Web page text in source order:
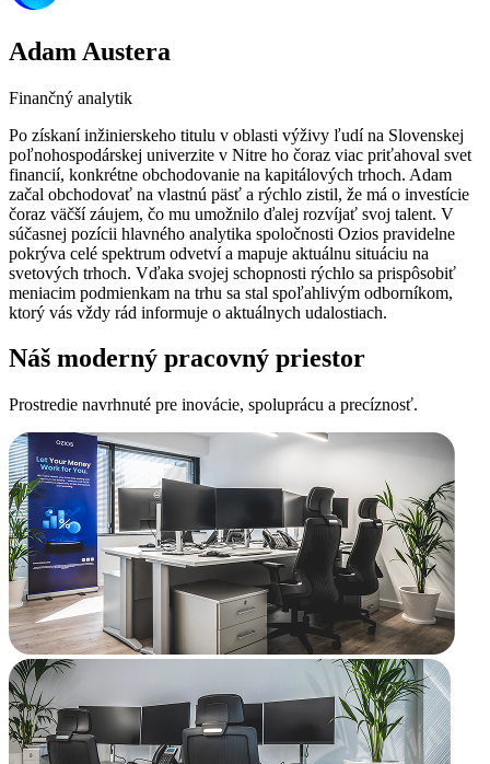
Adam Austera
Finančný analytik
Po získaní inžinierskeho titulu v oblasti výživy ľudí na Slovenskej
poľnohospodárskej univerzite v Nitre ho čoraz viac priťahoval svet
financií, konkrétne obchodovanie na kapitálových trhoch. Adam
začal obchodovať na vlastnú päsť a rýchlo zistil, že má o investície
čoraz väčší záujem, čo mu umožnilo ďalej rozvíjať svoj talent. V
súčasnej pozícii hlavného analytika spoločnosti Ozios pravidelne
pokrýva celé spektrum odvetví a mapuje aktuálnu situáciu na
svetových trhoch. Vďaka svojej schopnosti rýchlo sa prispôsobiť
meniacim podmienkam na trhu sa stal spoľahlivým odborníkom,
ktorý vás vždy rád informuje o aktuálnych udalostiach.
Náš moderný pracovný priestor
Prostredie navrhnuté pre inovácie, spoluprácu a precíznosť.